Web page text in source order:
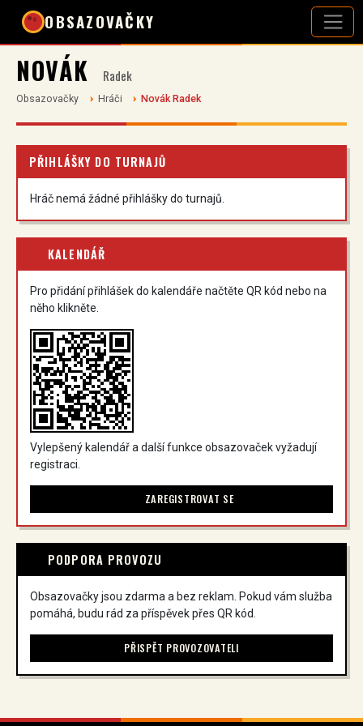
OBSAZOVAČKY
NOVÁK Radek
Obsazovačky Hráči Novák Radek
PŘIHLÁŠKY DO TURNAJŮ
Hráč nemá žádné přihlášky do turnajů.
KALENDÁŘ
Pro přidání přihlášek do kalendáře načtěte QR kód nebo na
něho klikněte.
Vylepšený kalendář a další funkce obsazovaček vyžadují
registraci.
ZAREGISTROVAT SE
PODPORA PROVOZU
Obsazovačky jsou zdarma a bez reklam. Pokud vám služba
pomáhá, budu rád za příspěvek přes QR kód.
PŘISPĚT PROVOZOVATELI